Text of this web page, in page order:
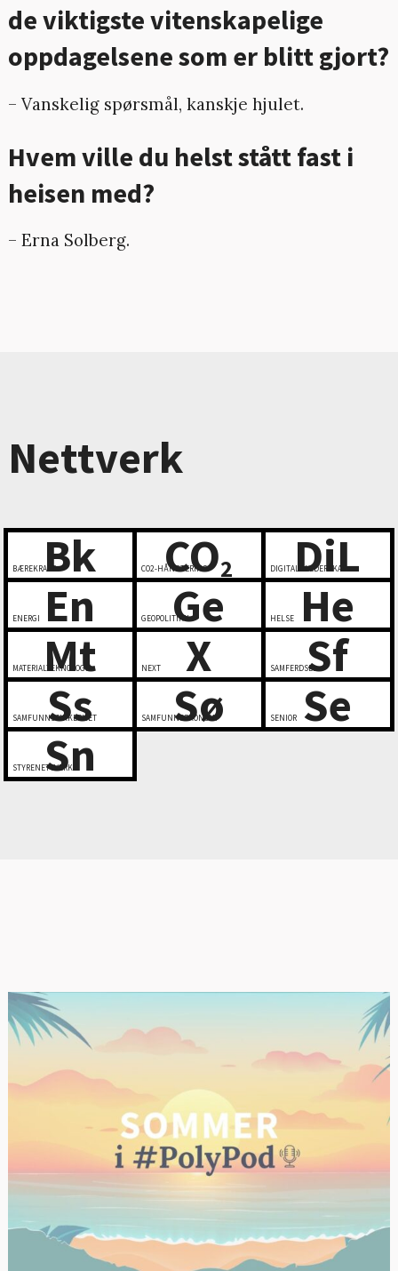
de viktigste vitenskapelige
oppdagelsene som er blitt gjort?
– Vanskelig spørsmål, kanskje hjulet.
Hvem ville du helst stått fast i
heisen med?
– Erna Solberg.
Nettverk
Bk
BÆREKRAFT CO2
CO2-HÅNDTERING DiL
DIGITALT LEDERSKAP
En
ENERGI Ge
GEOPOLITIKK He
HELSE
Mt
MATERIALTEKNOLOGI X
NEXT Sf
SAMFERDSEL
Ss
SAMFUNNSSIKKERHET Sø
SAMFUNNSØKONOMI Se
SENIOR
Sn
STYRENETTVERK